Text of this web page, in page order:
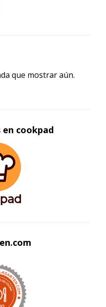
que mostrar aún.
cookpad